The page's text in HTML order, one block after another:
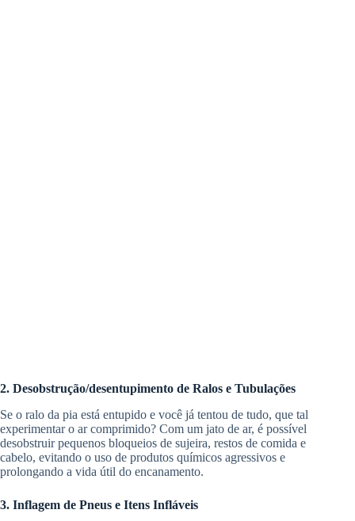
2. Desobstrução/desentupimento de Ralos e Tubulações
Se o ralo da pia está entupido e você já tentou de tudo, que tal
experimentar o ar comprimido? Com um jato de ar, é possível
desobstruir pequenos bloqueios de sujeira, restos de comida e
cabelo, evitando o uso de produtos químicos agressivos e
prolongando a vida útil do encanamento.
3. Inflagem de Pneus e Itens Infláveis